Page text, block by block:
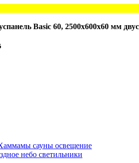
Basic 60, 2500х600х60 мм